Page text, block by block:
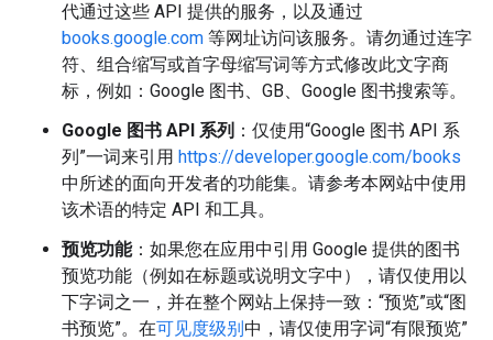
代通过这些 API 提供的服务，以及通过
books.google.com 等网址访问该服务。请勿通过连字
符、组合缩写或首字母缩写词等方式修改此文字商
标，例如：Google 图书、GB、Google 图书搜索等。
Google 图书 API 系列 ：仅使用“Google 图书 API 系
列”一词来引用 https://developer.google.com/books
中所述的面向开发者的功能集。请参考本网站中使用
该术语的特定 API 和工具。
预览功能：如果您在应用中引用 Google 提供的图书
预览功能（例如在标题或说明文字中），请仅使用以
下字词之一，并在整个网站上保持一致：“预览”或“图
书预览”。在可见度级别中，请仅使用字词“有限预览”